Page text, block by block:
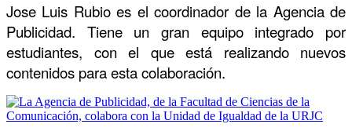
Jose Luis Rubio es el coordinador de la Agencia de
Publicidad. Tiene un gran equipo integrado por
estudiantes, con el que está realizando nuevos
contenidos para esta colaboración.